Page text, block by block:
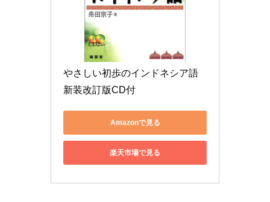
やさしい初歩のインドネシア語
新装改訂版CD付
Amazonで見る
楽天市場で見る